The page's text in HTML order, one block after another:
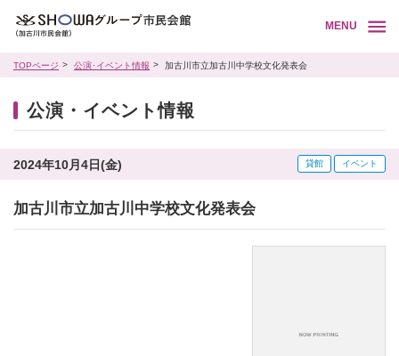
MENU
TOPページ 公演･イベント情報 加古川市立加古川中学校文化発表会
公演・イベント情報
2024年10月4日(金) 貸館 イベント
加古川市立加古川中学校文化発表会